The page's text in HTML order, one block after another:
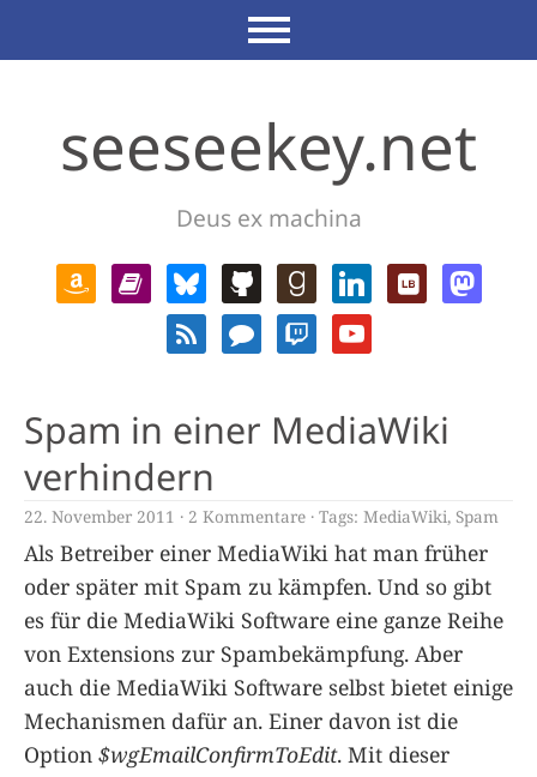
seeseekey.net
Deus ex machina
Spam in einer MediaWiki
verhindern
22. November 2011 2 Kommentare Tags: MediaWiki, Spam
Als Betreiber einer MediaWiki hat man früher
oder später mit Spam zu kämpfen. Und so gibt
es für die MediaWiki Software eine ganze Reihe
von Extensions zur Spambekämpfung. Aber
auch die MediaWiki Software selbst bietet einige
Mechanismen dafür an. Einer davon ist die
Option $wgEmailConfirmToEdit. Mit dieser